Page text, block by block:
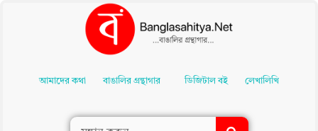
Contentআমাদের কথা বাঙালির গ্রন্থাগার ডিজিটাল বই লেখালিখি